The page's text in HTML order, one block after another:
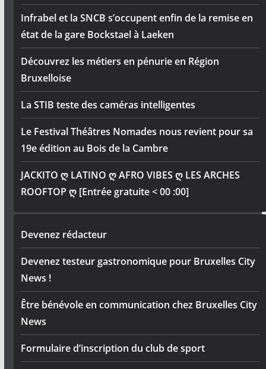
Infrabel et la SNCB s’occupent enfin de la remise en
état de la gare Bockstael à Laeken
Découvrez les métiers en pénurie en Région
Bruxelloise
La STIB teste des caméras intelligentes
Le Festival Théâtres Nomades nous revient pour sa
19e édition au Bois de la Cambre
JACKITO ღ LATINO ღ AFRO VIBES ღ LES ARCHES
ROOFTOP ღ [Entrée gratuite < 00 :00]
Devenez rédacteur
Devenez testeur gastronomique pour Bruxelles City
News !
Être bénévole en communication chez Bruxelles City
News
Formulaire d’inscription du club de sport